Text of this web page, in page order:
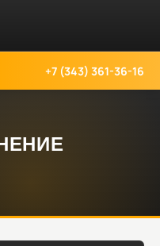
+7 (343) 361-36-16